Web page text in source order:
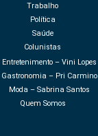
Trabalho
Política
Saúde
Colunistas
Entretenimento – Vini Lopes
Gastronomia – Pri Carmino
Moda – Sabrina Santos
Quem Somos